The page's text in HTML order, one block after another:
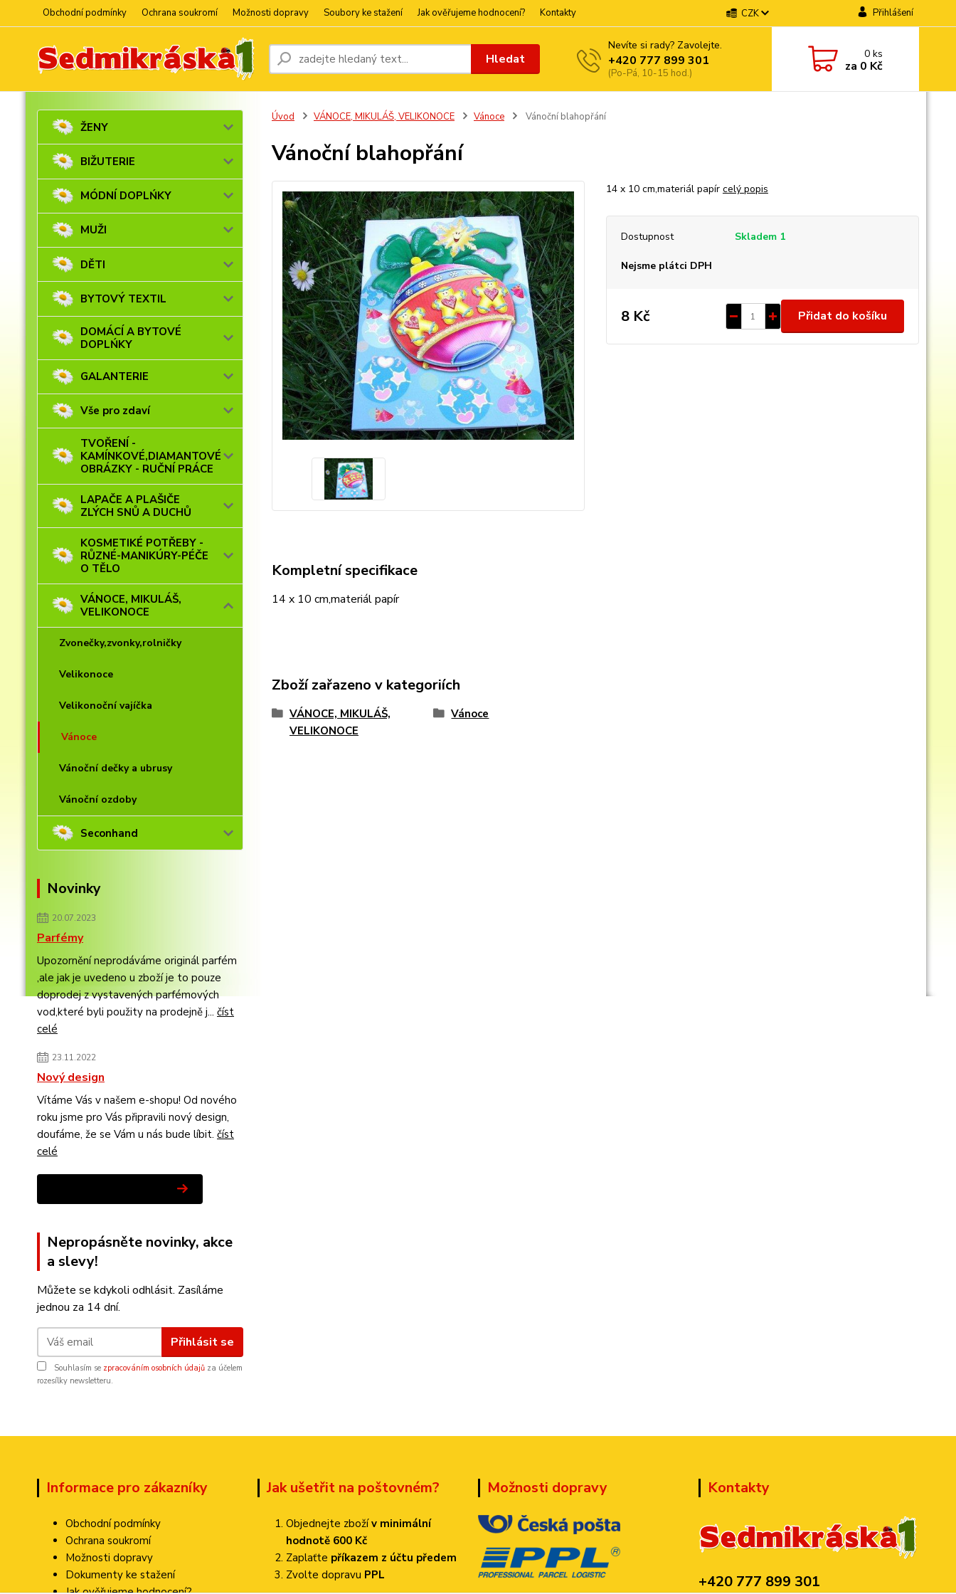
Obchodní podmínky Ochrana soukromí Možnosti dopravy Soubory ke stažení Jak ověřujeme hodnocení? Kontakty CZK Přihlášení
Hledat
Nevíte si rady? Zavolejte.
+420 777 899 301
(Po-Pá, 10-15 hod.)
0ks
za 0 Kč
ŽENY
BIŽUTERIE
MÓDNÍ DOPLŃKY
MUŽI
DĚTI
BYTOVÝ TEXTIL
DOMÁCÍ A BYTOVÉ
DOPLŃKY
GALANTERIE
Vše pro zdaví
TVOŘENÍ -
KAMÍNKOVÉ,DIAMANTOVÉ
OBRÁZKY - RUČNÍ PRÁCE
LAPAČE A PLAŠIČE
ZLÝCH SNŮ A DUCHŮ
KOSMETIKÉ POTŘEBY -
RŮZNÉ-MANIKÚRY-PÉČE
O TĚLO
VÁNOCE, MIKULÁŠ,
VELIKONOCE
Zvonečky,zvonky,rolničky
Velikonoce
Velikonoční vajíčka
Vánoce
Vánoční dečky a ubrusy
Vánoční ozdoby
Seconhand
Novinky
20.07.2023
Parfémy
Upozornění neprodáváme originál parfém
,ale jak je uvedeno u zboží je to pouze
doprodej z vystavených parfémových
vod,které byli použity na prodejně j... číst
celé
23.11.2022
Nový design
Vítáme Vás v našem e-shopu! Od nového
roku jsme pro Vás připravili nový design,
doufáme, že se Vám u nás bude líbit. číst
celé
Nepropásněte novinky, akce
a slevy!
Můžete se kdykoli odhlásit. Zasíláme
jednou za 14 dní.
Přihlásit se
Souhlasím se zpracováním osobních údajů za účelem
rozesílky newsletteru.
Úvod VÁNOCE, MIKULÁŠ, VELIKONOCE Vánoce Vánoční blahopřání
Vánoční blahopřání
14 x 10 cm,materiál papír celý popis
Dostupnost Skladem 1
Nejsme plátci DPH
8 Kč Přidat do košíku
Kompletní specifikace
14 x 10 cm,materiál papír
Zboží zařazeno v kategoriích
VÁNOCE, MIKULÁŠ,
VELIKONOCE
Vánoce
Informace pro zákazníky
Obchodní podmínky
Ochrana soukromí
Možnosti dopravy
Dokumenty ke stažení
Jak ušetřit na poštovném?
Objednejte zbožív minimální
hodnotě 600 Kč
Zaplaťte příkazem z účtu předem
Zvolte dopravu PPL
Možnosti dopravy Kontakty
+420 777 899 301